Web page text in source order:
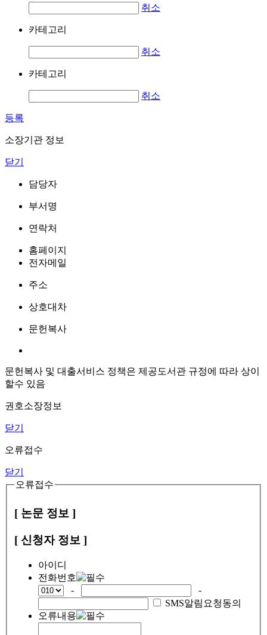
취소
카테고리
취소
카테고리
취소
등록
소장기관 정보
닫기
담당자
부서명
연락처
홈페이지
전자메일
주소
상호대차
문헌복사
문헌복사 및 대출서비스 정책은 제공도서관 규정에 따라 상이
할수 있음
권호소장정보
닫기
오류접수
닫기
오류접수
[ 논문 정보 ]
[ 신청자 정보 ]
아이디
전화번호
-
-
SMS알림요청동의
오류내용